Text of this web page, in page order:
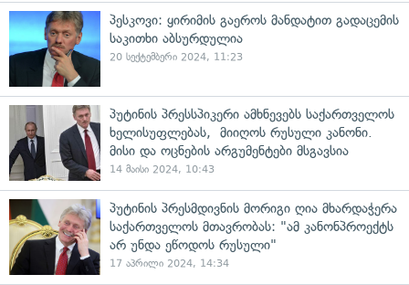
პესკოვი: ყირიმის გაეროს მანდატით გადაცემის
საკითხი აბსურდულია
20 სექტემბერი 2024, 11:23
პუტინის პრესსპიკერი ამხნევებს საქართველოს
ხელისუფლებას, მიიღოს რუსული კანონი.
მისი და ოცნების არგუმენტები მსგავსია
14 მაისი 2024, 10:43
პუტინის პრესმდივნის მორიგი ღია მხარდაჭერა
საქართველოს მთავრობას: "ამ კანონპროექტს
არ უნდა ეწოდოს რუსული"
17 აპრილი 2024, 14:34